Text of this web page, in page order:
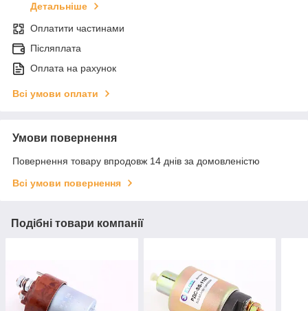
Детальніше
Оплатити частинами
Післяплата
Оплата на рахунок
Всі умови оплати
Умови повернення
Повернення товару впродовж 14 днів за домовленістю
Всі умови повернення
Подібні товари компанії